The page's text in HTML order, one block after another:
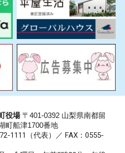
役場〒401-0392 山梨県南都留
町船津1700番地
1111 （代表）／ FAX：0555-